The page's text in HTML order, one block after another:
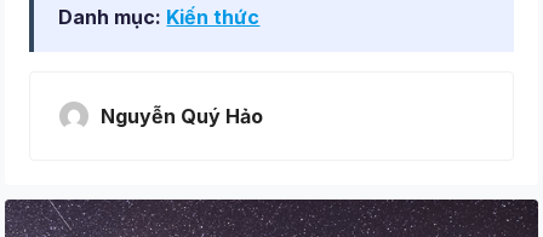
Danh mục: Kiến thức
Nguyễn Quý Hảo